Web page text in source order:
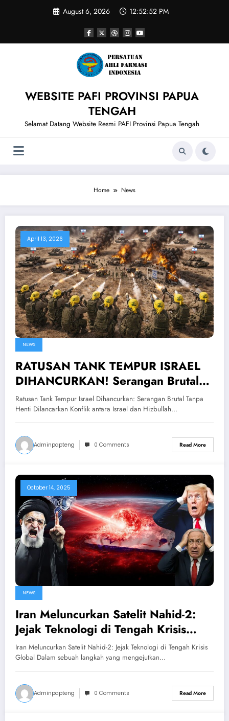
August 6, 2026 12:52:52 PM
WEBSITE PAFI PROVINSI PAPUA
TENGAH
Selamat Datang Website Resmi PAFI Provinsi Papua Tengah
Home News
April 13, 2026
NEWS
RATUSAN TANK TEMPUR ISRAEL
DIHANCURKAN! Serangan Brutal
Tanpa Henti Dilancarkan
Ratusan Tank Tempur Israel Dihancurkan: Serangan Brutal Tanpa
Henti Dilancarkan Konflik antara Israel dan Hizbullah…
Adminpapteng 0 Comments Read More
October 14, 2025
NEWS
Iran Meluncurkan Satelit Nahid-2:
Jejak Teknologi di Tengah Krisis
Global
Iran Meluncurkan Satelit Nahid-2: Jejak Teknologi di Tengah Krisis
Global Dalam sebuah langkah yang mengejutkan…
Adminpapteng 0 Comments Read More